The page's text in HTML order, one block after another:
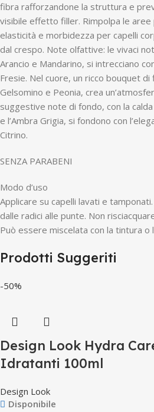
fibra rafforzandone la struttura e
visibile effetto filler. Rimpolpa le
elasticità e morbidezza per capelli
dal crespo. Note olfattive: le vivaci
Arancio e Mandarino, si intrecciano
Fresie. Nel cuore, un ricco bouquet di
Gelsomino e Peonia, crea
suggestive note di fondo, con la calda
e l’Ambra Grigia, si fondono con
Citrino.
SENZA PARABENI
Modo d’uso
Applicare su capelli lavati e
dalle radici alle punte. Non
Può essere miscelata con la tintura o
Prodotti Suggeriti
-50%
Design Look Hydra
Idratanti 100ml
Design Look
Disponibile